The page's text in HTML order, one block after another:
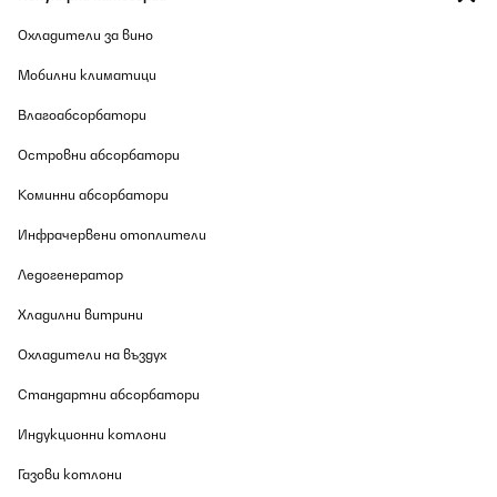
wärmt schnell. Meine Anforderung war ein Gerät dass einfach
und schnell zwischen den Räumen zu transportieren ist.Naturlich
nett, dass das Gerät Rollen hat. Hauptnutzungsräume sind der
Keller und das Badezimmer. Im Keller befindet sich eine
schnell gehen, gleichmäßig und natürlich die Größe des Kellers
eine kleinere Fläche und ist dementsprechend schneller
finde ich gut gemacht. Sie ist übersichtlich und die Einstellung der
Temperatur geht schnell. Maximal Temperatur und der Wechsel
zwischen Normal und Eco Modus ,sowie ein Countdown und
Zeitplan finde ich gut. Die Displaybeleuchtung kann man auch
bedienen. Was mir nicht gefällt ist, wenn der Normalmodus aktiv
gewaltig. Im Bad beim Duschen oder beim Darten im Keller
also Mal im Schlafzimmer stehen sollte unbedingt in den Eco
Охладители за вино
Мобилни климатици
Влагоабсорбатори
Островни абсорбатори
Коминни абсорбатори
Инфрачервени отоплители
Ледогенератор
Хладилни витрини
Охладители на въздух
Стандартни абсорбатори
Индукционни котлони
Газови котлони